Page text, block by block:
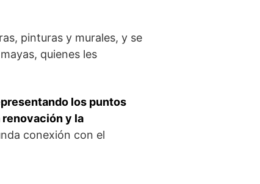
pinturas y murales, y se
quienes les
los puntos
y la
conexión con el